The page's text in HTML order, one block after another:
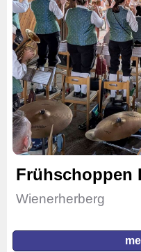
Frühschoppen
Wienerherberg